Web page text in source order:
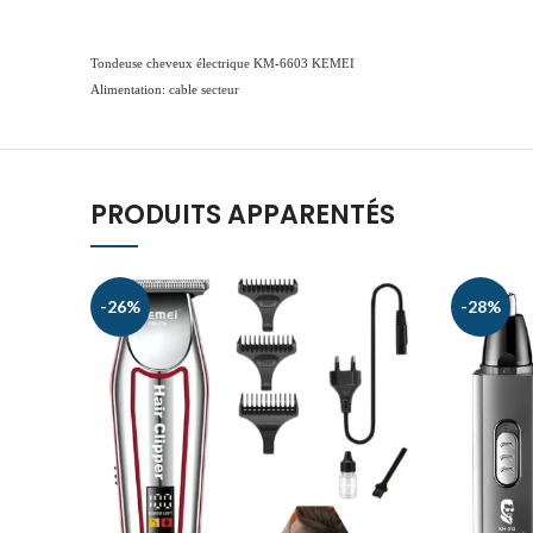
Tondeuse cheveux électrique KM-6603 KEMEI
Alimentation: cable secteur
PRODUITS APPARENTÉS
-26% -28%